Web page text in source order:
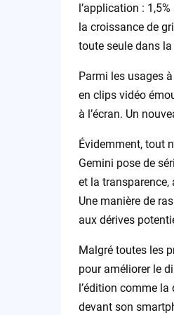
l’application :
la croissance de
toute seule dans
Parmi les usages
en clips vidéo
à l’écran. Un
Évidemment, tout
Gemini pose de
et la transparence,
Une manière de
aux dérives
Malgré toutes les
pour améliorer le
l’édition comme la
devant son